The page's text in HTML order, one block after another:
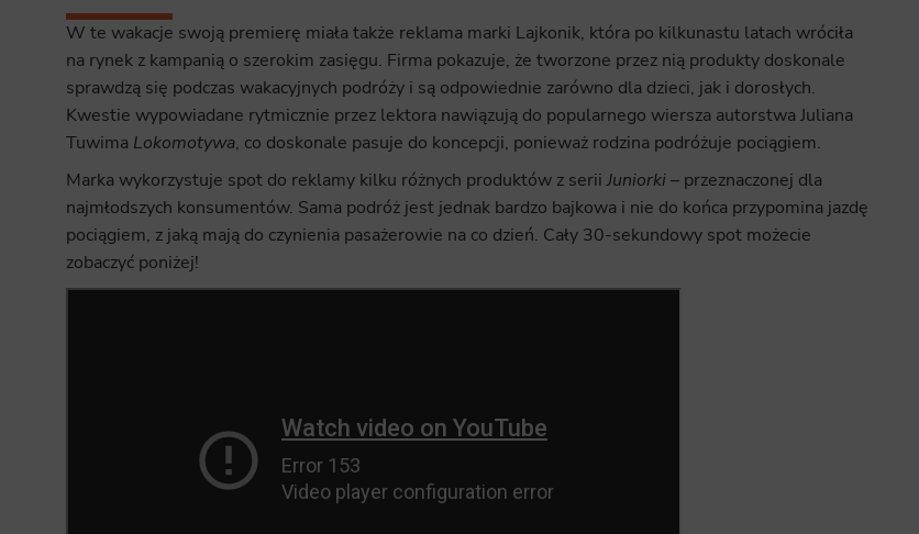
W te wakacje swoją premierę miała także reklama marki Lajkonik, która po kilkunastu latach wróciła
na rynek z kampanią o szerokim zasięgu. Firma pokazuje, że tworzone przez nią produkty doskonale
sprawdzą się podczas wakacyjnych podróży i są odpowiednie zarówno dla dzieci, jak i dorosłych.
Kwestie wypowiadane rytmicznie przez lektora nawiązują do popularnego wiersza autorstwa Juliana
Tuwima Lokomotywa, co doskonale pasuje do koncepcji, ponieważ rodzina podróżuje pociągiem.
Marka wykorzystuje spot do reklamy kilku różnych produktów z seriiJuniorki– przeznaczonej dla
najmłodszych konsumentów. Sama podróż jest jednak bardzo bajkowa i nie do końca przypomina jazdę
pociągiem, z jaką mają do czynienia pasażerowie na co dzień. Cały 30-sekundowy spot możecie
zobaczyć poniżej!